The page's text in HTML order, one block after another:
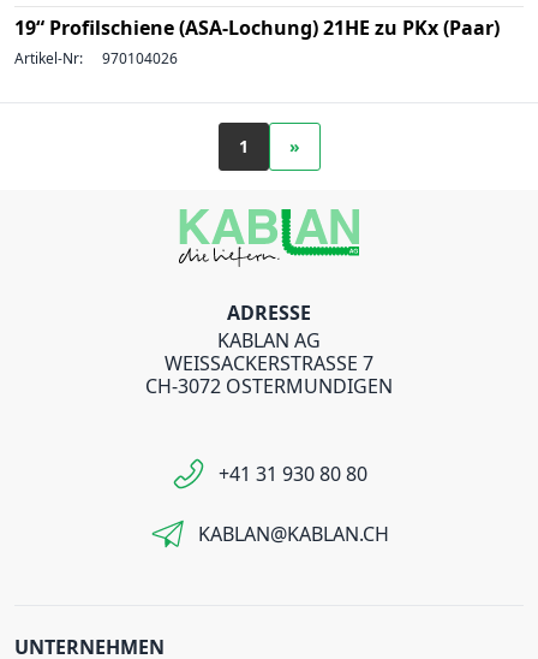
19“ Profilschiene (ASA-Lochung) 21HE zu PKx (Paar)
Artikel-Nr: 970104026
1 »
ADRESSE
KABLAN AG
WEISSACKERSTRASSE 7
CH-3072 OSTERMUNDIGEN
+41 31 930 80 80
KABLAN@KABLAN.CH
UNTERNEHMEN